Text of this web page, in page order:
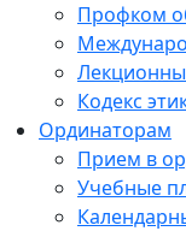
Профком
Кодекс
Ординаторам
Прием в
Учебные